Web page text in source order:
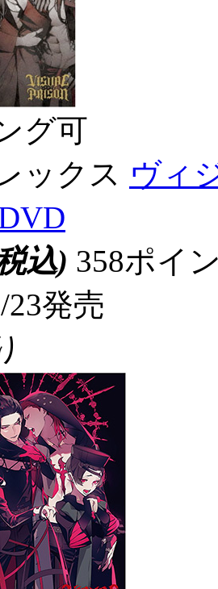
グ可
ックス ヴィ
込) 358ポイ
23発売